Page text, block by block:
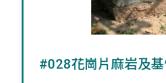
#028花崗片麻岩及